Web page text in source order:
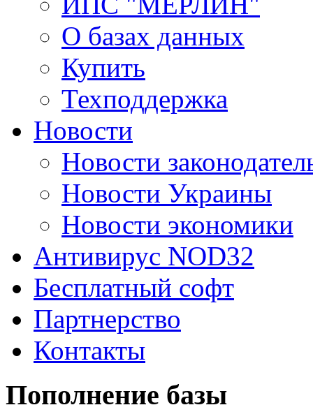
О базах данных
Купить
Техподдержка
Новости
Новости
Новости Украины
Новости экономики
Антивирус NOD32
Бесплатный софт
Партнерство
Контакты
Пополнение базы